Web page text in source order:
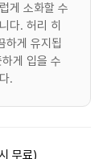
게 소화할 수
다. 허리 히
하게 유지됩
게 입을 수
.
무료)